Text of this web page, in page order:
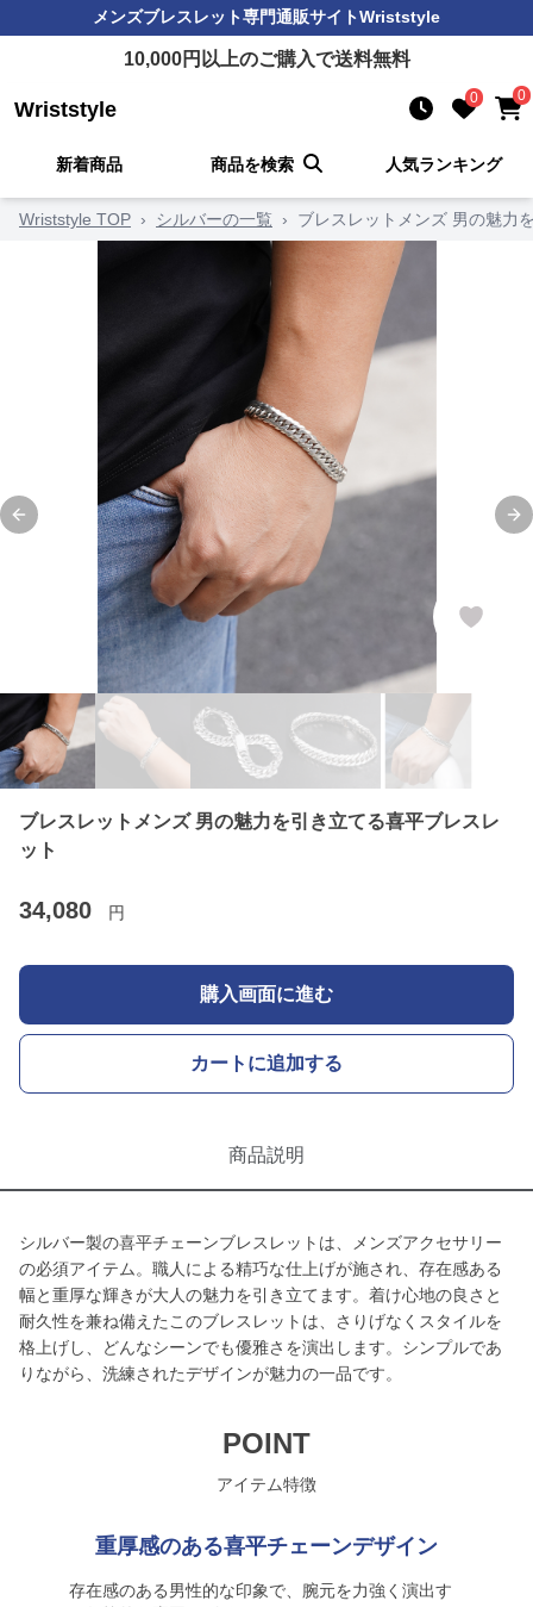
メンズブレスレット専門通販サイトWriststyle
10,000円以上のご購入で送料無料
Wriststyle 0 0
新着商品 商品を検索 人気ランキング
Wriststyle TOP › シルバーの一覧 › ブレスレットメンズ 男の魅力
Previous slide
ブレスレットメンズ 男の魅力を引き立てる喜平ブレスレ
ット
34,080 円
購入画面に進む
カートに追加する
商品説明
シルバー製の喜平チェーンブレスレットは、メンズアクセサリー
の必須アイテム。職人による精巧な仕上げが施され、存在感ある
幅と重厚な輝きが大人の魅力を引き立てます。着け心地の良さと
耐久性を兼ね備えたこのブレスレットは、さりげなくスタイルを
格上げし、どんなシーンでも優雅さを演出します。シンプルであ
りながら、洗練されたデザインが魅力の一品です。
POINT
アイテム特徴
重厚感のある喜平チェーンデザイン
存在感のある男性的な印象で、腕元を力強く演出す